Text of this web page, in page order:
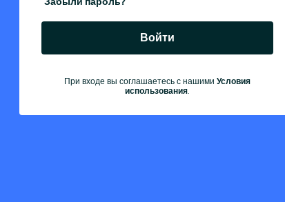
Войти
При входе вы соглашаетесь с нашими Условия
использования.